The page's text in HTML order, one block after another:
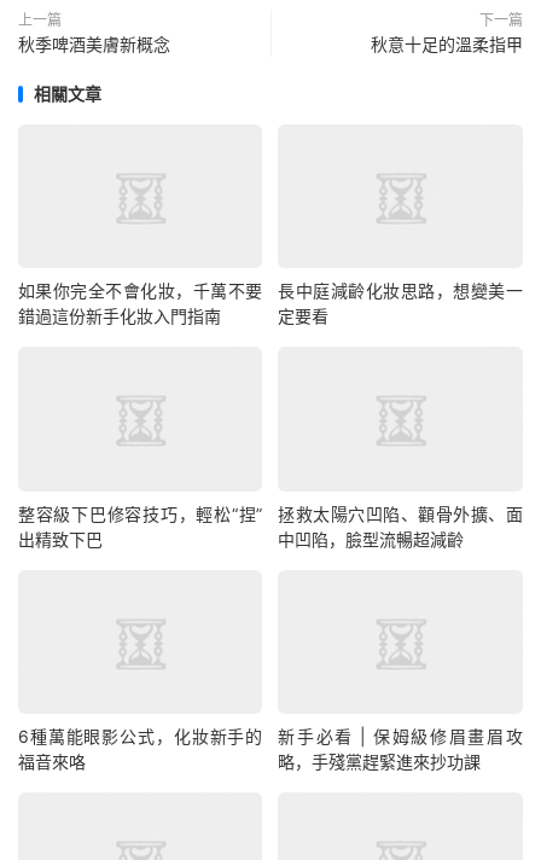
上一篇
秋季啤酒美膚新概念
下一篇
秋意十足的溫柔指甲
相關文章
如果你完全不會化妝，千萬不要
錯過這份新手化妝入門指南
長中庭減齡化妝思路，想變美一
定要看
整容級下巴修容技巧，輕松“捏”
出精致下巴
拯救太陽穴凹陷、顴骨外擴、面
中凹陷，臉型流暢超減齡
6種萬能眼影公式，化妝新手的
福音來咯
新手必看 | 保姆級修眉畫眉攻
略，手殘黨趕緊進來抄功課